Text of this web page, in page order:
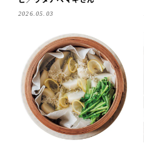
2026.05.03